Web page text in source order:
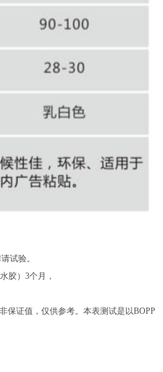
试验。
胶）3个月，
保证值，仅供参考。本表测试是以BOPP